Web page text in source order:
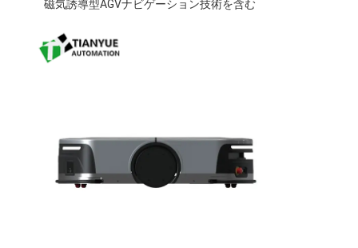
お問い合わせ
ニュース
今雑談しなさい
磁気誘導型AGVナビゲーション技術を含む